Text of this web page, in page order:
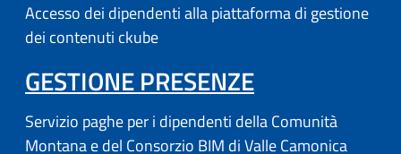
Accesso dei dipendenti alla piattaforma di gestione
dei contenuti ckube
GESTIONE PRESENZE(APRE IN
Servizio paghe per i dipendenti della Comunità
Montana e del Consorzio BIM di Valle Camonica